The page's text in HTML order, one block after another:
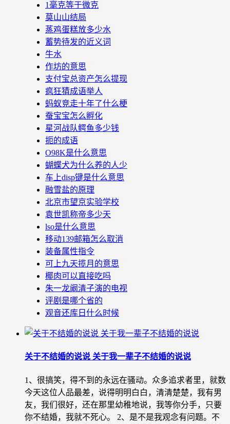
1毫克等于微克
莫山山结局
蒸鸡蛋糕放多少水
蓄势待发的近义词
牛水
作坊的意思
支付宝总资产怎么提现
疯狂猜成语举人
蚂蚁竞走十年了什么梗
蚕宝宝怎么孵化
星河战队鳄鱼多少钱
扼的成语
O98K是什么意思
蝴蝶犬为什么养的人少
车上disp键是什么意思
融雪盐的原理
北京市望京实验学校
袁世凯称帝多少天
lso是什么意思
移动139邮箱怎么取消
装备属性指令
可上九天揽月的意思
椰肉可以直接吃吗
朱一龙阚清子演的电视
评剧是哪个省的
观音还库日什么时候
关于不结婚的说说 关于我一辈子不结婚的说说
1、很搞笑，得不到的永远在骚动。众多追求者里，就数
今天这位人品最差，说得明明白白，清清楚楚，我有男
友，我们很好，还在那里幼稚地说，我等你分手，只要
你不结婚，我就不死心。 2、是不是我观念有问题。不